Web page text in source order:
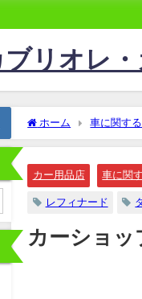
リオレ
ホーム 車に関す
カー用品店 車に関
レフィナード
カーショッ